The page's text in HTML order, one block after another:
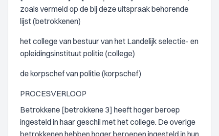
zoals vermeld op de bij deze uitspraak behorende
lijst (betrokkenen)
het college van bestuur van het Landelijk selectie- en
opleidingsinstituut politie (college)
de korpschef van politie (korpschef)
PROCESVERLOOP
Betrokkene [betrokkene 3] heeft hoger beroep
ingesteld in haar geschil met het college. De overige
betrokkenen hebben hoger beroepen ingesteld in hun